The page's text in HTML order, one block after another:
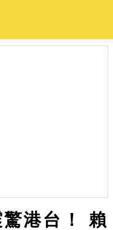
港台！ 賴